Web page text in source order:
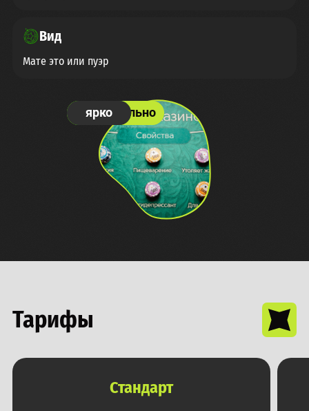
Вид
Мате это или пуэр
необычно
увлекательно
весело
ярко
Тарифы
Стандарт